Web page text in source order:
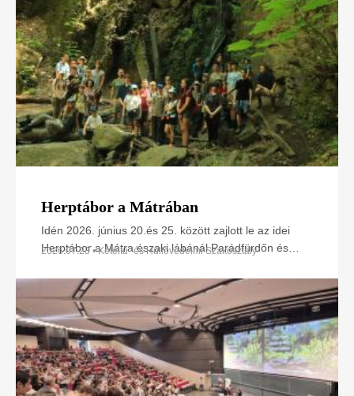
Herptábor a Mátrában
Idén 2026. június 20.és 25. között zajlott le az idei
Herptábor a Mátra északi lábánál Parádfürdőn és
2026.07.23 • Kétéltű- és Hüllővédelmi Szakosztály